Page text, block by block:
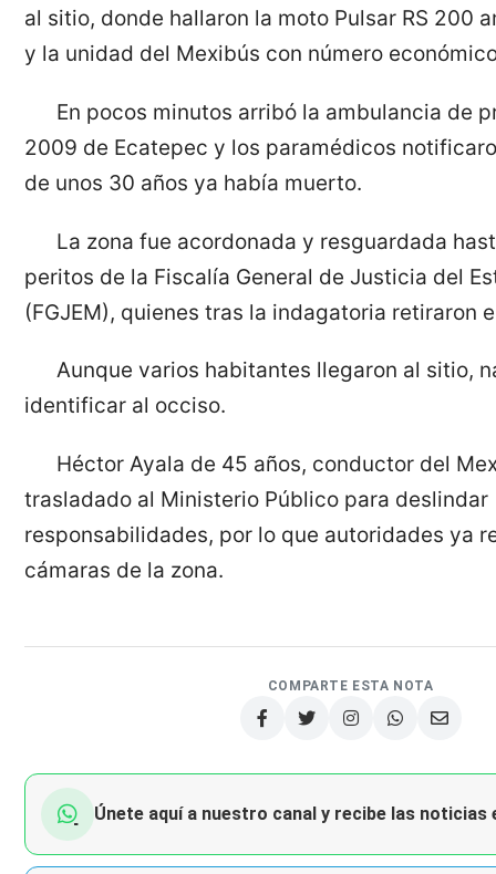
al sitio, donde hallaron la moto Pulsar RS 200
y la unidad del Mexibús con número
En pocos minutos arribó la ambulancia de
2009 de Ecatepec y los paramédicos
de unos 30 años ya había muerto.
La zona fue acordonada y resguardada
peritos de la Fiscalía General de Justicia del
(FGJEM), quienes tras la indagatoria retiraron
Aunque varios habitantes llegaron al sitio,
identificar al occiso.
Héctor Ayala de 45 años, conductor del
trasladado al Ministerio Público para deslindar
responsabilidades, por lo que autoridades ya
cámaras de la zona.
COMPARTE ESTA NOTA
Únete aquí a nuestro canal y recibe las noticias